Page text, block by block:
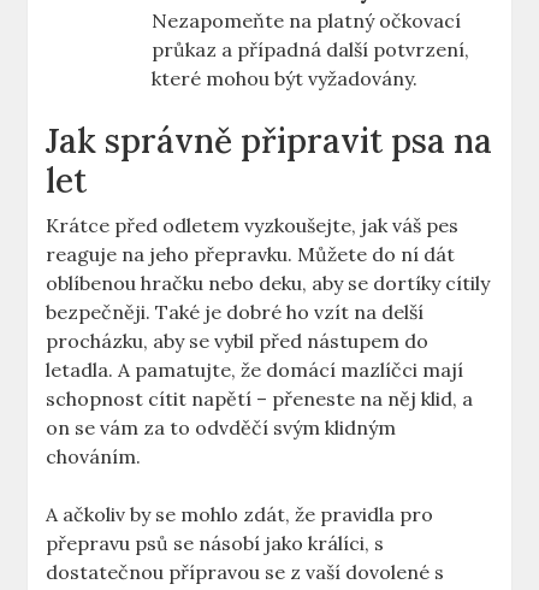
Nezapomeňte na platný očkovací
průkaz a případná další potvrzení,
které mohou být vyžadovány.
Jak správně připravit psa na
let
Krátce před odletem vyzkoušejte, jak váš pes
reaguje na jeho přepravku. Můžete do ní dát
oblíbenou hračku nebo deku, aby se dortíky cítily
bezpečněji. Také je dobré ho vzít na delší
procházku, aby se vybil před nástupem do
letadla. A pamatujte, že domácí mazlíčci mají
schopnost cítit napětí – přeneste na něj klid, a
on se vám za to odvděčí svým klidným
chováním.
A ačkoliv by se mohlo zdát, že pravidla pro
přepravu psů se násobí jako králíci, s
dostatečnou přípravou se z vaší dovolené s